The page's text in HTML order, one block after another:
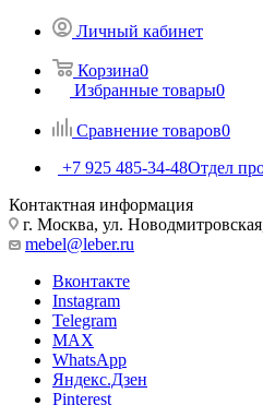
Личный кабинет
Корзина0
Избранные товары0
Сравнение товаров0
+7 925 485-34-48Отдел
Контактная информация
г. Москва, ул.
mebel@leber.ru
Вконтакте
Instagram
Telegram
MAX
WhatsApp
Яндекс.Дзен
Pinterest